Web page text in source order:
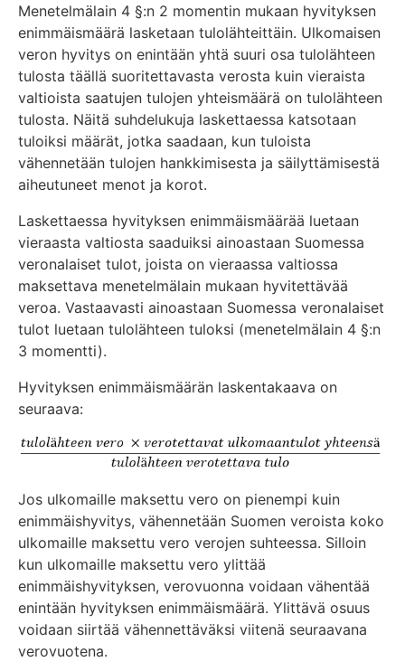
Menetelmälain 4 §:n 2 momentin mukaan hyvityksen
enimmäismäärä lasketaan tulolähteittäin. Ulkomaisen
veron hyvitys on enintään yhtä suuri osa tulolähteen
tulosta täällä suoritettavasta verosta kuin vieraista
valtioista saatujen tulojen yhteismäärä on tulolähteen
tulosta. Näitä suhdelukuja laskettaessa katsotaan
tuloiksi määrät, jotka saadaan, kun tuloista
vähennetään tulojen hankkimisesta ja säilyttämisestä
aiheutuneet menot ja korot.
Laskettaessa hyvityksen enimmäismäärää luetaan
vieraasta valtiosta saaduiksi ainoastaan Suomessa
veronalaiset tulot, joista on vieraassa valtiossa
maksettava menetelmälain mukaan hyvitettävää
veroa. Vastaavasti ainoastaan Suomessa veronalaiset
tulot luetaan tulolähteen tuloksi (menetelmälain 4 §:n
3 momentti).
Hyvityksen enimmäismäärän laskentakaava on
seuraava:
Jos ulkomaille maksettu vero on pienempi kuin
enimmäishyvitys, vähennetään Suomen veroista koko
ulkomaille maksettu vero verojen suhteessa. Silloin
kun ulkomaille maksettu vero ylittää
enimmäishyvityksen, verovuonna voidaan vähentää
enintään hyvityksen enimmäismäärä. Ylittävä osuus
voidaan siirtää vähennettäväksi viitenä seuraavana
verovuotena.